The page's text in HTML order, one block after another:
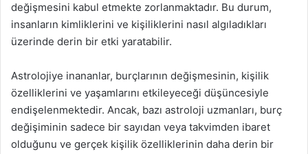
değişmesini kabul etmekte zorlanmaktadır. Bu durum,
insanların kimliklerini ve kişiliklerini nasıl algıladıkları
üzerinde derin bir etki yaratabilir.
Astrolojiye inananlar, burçlarının değişmesinin, kişilik
özelliklerini ve yaşamlarını etkileyeceği düşüncesiyle
endişelenmektedir. Ancak, bazı astroloji uzmanları, burç
değişiminin sadece bir sayıdan veya takvimden ibaret
olduğunu ve gerçek kişilik özelliklerinin daha derin bir